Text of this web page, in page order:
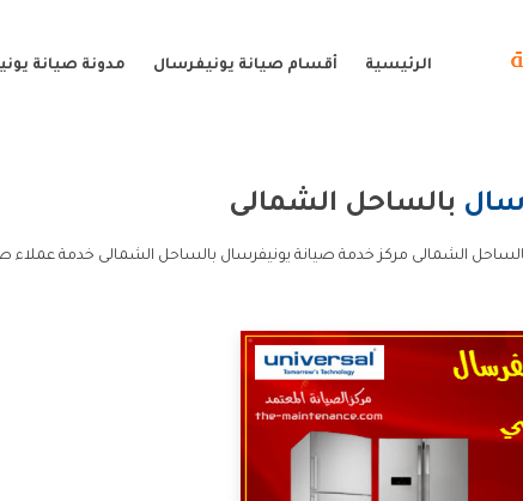
الرئيسية أقسام صيانة يونيفرسال مدونة صيانة
بالساحل الشمالى
الشمالى مركز خدمة صيانة يونيفرسال بالساحل الشمالى خدمة عملاء